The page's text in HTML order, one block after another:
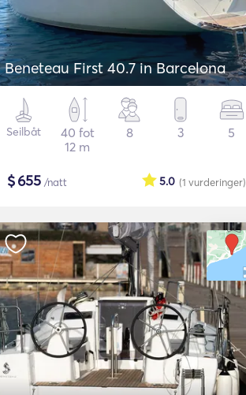
Beneteau First 40.7 in Barcelona
Seilbåt
40 fot
12 m
8 3 5
$655 /natt (1 vurderinger)
5.0